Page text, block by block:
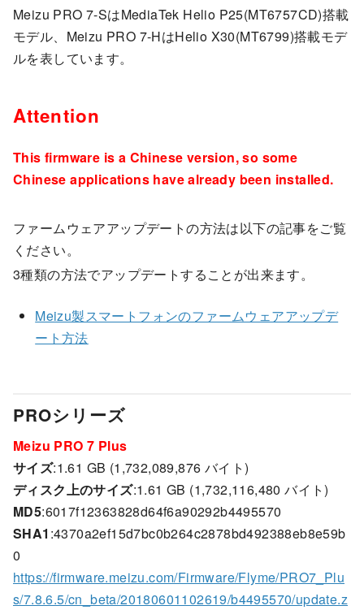
Meizu PRO 7-SはMediaTek Helio P25(MT6757CD)搭載
モデル、Meizu PRO 7-HはHelio X30(MT6799)搭載モデ
ルを表しています。
Attention
This firmware is a Chinese version, so some
Chinese applications have already been installed.
ファームウェアアップデートの方法は以下の記事をご覧
ください。
3種類の方法でアップデートすることが出来ます。
Meizu製スマートフォンのファームウェアアップデ
ート方法
PROシリーズ
Meizu PRO 7 Plus
サイズ:1.61 GB (1,732,089,876 バイト)
ディスク上のサイズ:1.61 GB (1,732,116,480 バイト)
MD5:6017f12363828d64f6a90292b4495570
SHA1 :4370a2ef15d7bc0b264c2878bd492388eb8e59b
0
https://firmware.meizu.com/Firmware/Flyme/PRO7_Plu
s/7.8.6.5/cn_beta/20180601102619/b4495570/update.z